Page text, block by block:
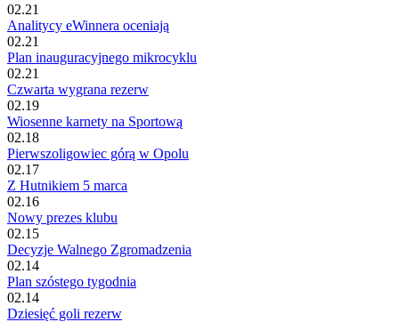
02.21
Analitycy eWinnera oceniają
02.21
Plan inauguracyjnego mikrocyklu
02.21
Czwarta wygrana rezerw
02.19
Wiosenne karnety na Sportową
02.18
Pierwszoligowiec górą w Opolu
02.17
Z Hutnikiem 5 marca
02.16
Nowy prezes klubu
02.15
Decyzje Walnego Zgromadzenia
02.14
Plan szóstego tygodnia
02.14
Dziesięć goli rezerw